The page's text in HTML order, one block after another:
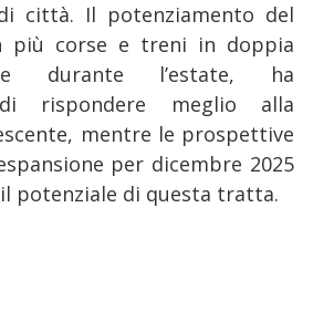
città. Il potenziamento del
più corse e treni in doppia
durante l’estate, ha
rispondere meglio alla
mentre le prospettive
per dicembre 2025
potenziale di questa tratta.